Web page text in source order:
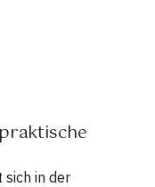
sich in der